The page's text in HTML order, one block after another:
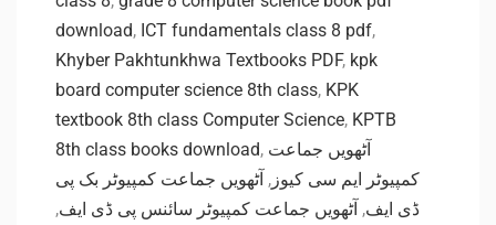
download, ICT fundamentals class 8 pdf,
Khyber Pakhtunkhwa Textbooks PDF, kpk
board computer science 8th class, KPK
textbook 8th class Computer Science, KPTB
8th class books download, آٹھویں جماعت
کمپیوٹر ایم سی کیوز , آٹھویں جماعت کمپیوٹر بک پی
ڈی ایف, آٹھویں جماعت کمپیوٹر سائنس پی ڈی ایف,